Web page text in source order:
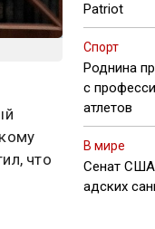
что
Patriot
Спорт
Роднина
с
атлетов
В мире
Сенат США
адских